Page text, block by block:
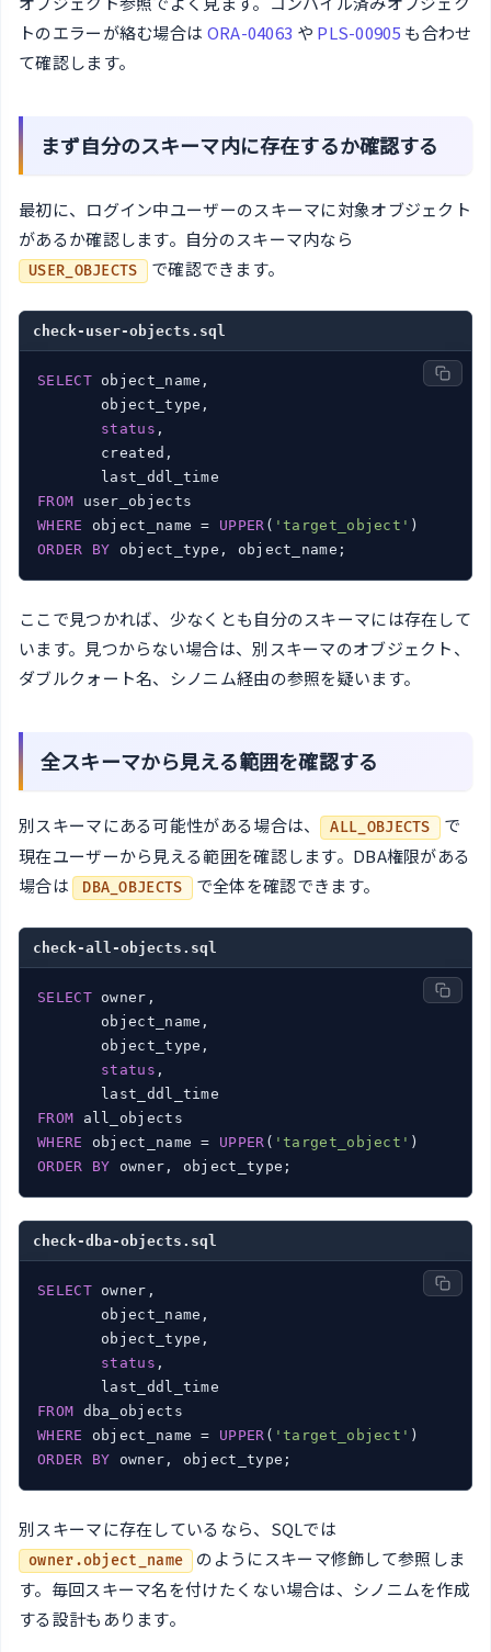
トのエラーが絡む場合は ORA-04063 や PLS-00905 も合わせ
て確認します。
まず自分のスキーマ内に存在するか確認する
最初に、ログイン中ユーザーのスキーマに対象オブジェクト
があるか確認します。自分のスキーマ内なら
USER_OBJECTS で確認できます。
check-user-objects.sql
SELECT object_name,
       object_type,
status ,
       created,
FROM
WHERE object_name = UPPER ( 'target_object'
ORDER
BY object_type, object_name;
ここで見つかれば、少なくとも自分のスキーマには存在して
います。見つからない場合は、別スキーマのオブジェクト、
ダブルクォート名、シノニム経由の参照を疑います。
全スキーマから見える範囲を確認する
別スキーマにある可能性がある場合は、 ALL_OBJECTS
で
現在ユーザーから見える範囲を確認します。DBA権限がある
場合は
DBA_OBJECTS で全体を確認できます。
check-all-objects.sql
SELECT owner,
       object_name,
       object_type,
status ,
FROM
WHERE object_name = UPPER ( 'target_object'
ORDER
BY owner, object_type;
check-dba-objects.sql
SELECT owner,
       object_name,
       object_type,
status ,
FROM
WHERE object_name = UPPER ( 'target_object'
ORDER
BY owner, object_type;
別スキーマに存在しているなら、SQLでは
owner.object_name
のようにスキーマ修飾して参照しま
す。毎回スキーマ名を付けたくない場合は、シノニムを作成
する設計もあります。